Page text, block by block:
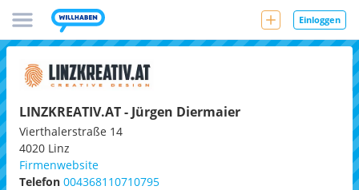
Einloggen
LINZKREATIV.AT - Jürgen Diermaier
Vierthalerstraße 14
4020 Linz
Firmenwebsite
Telefon 004368110710795